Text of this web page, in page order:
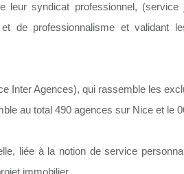
syndicat professionnel, (service
de professionnalisme et validant
Inter Agences), qui rassemble les
au total 490 agences sur Nice et le
liée à la notion de service
immobilier.